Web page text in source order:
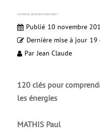
L’ÉNERGIE, MOTEUR DU PROGRÈS ?
Publié 10 novembre
Dernière mise à jour 19
Par Jean Claude
120 clés pour
les énergies
MATHIS Paul